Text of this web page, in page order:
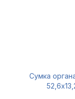
Сумка